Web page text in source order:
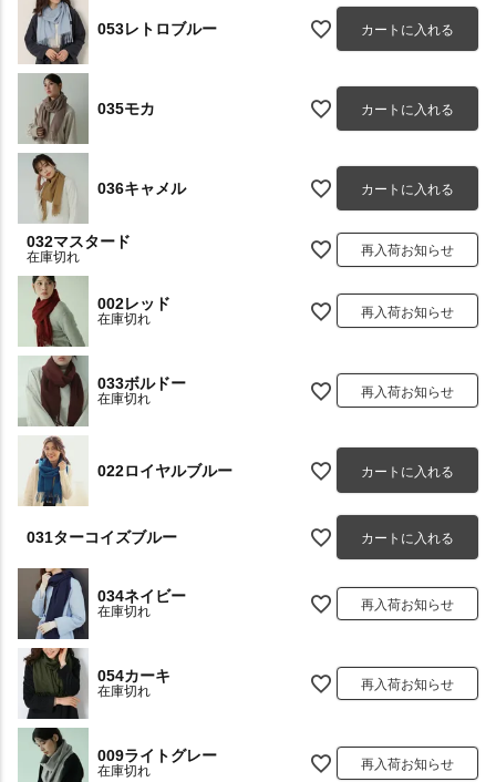
053レトロブルー カートに入れる
035モカ カートに入れる
036キャメル カートに入れる
032マスタード
在庫切れ 再入荷お知らせ
002レッド
在庫切れ 再入荷お知らせ
033ボルドー
在庫切れ 再入荷お知らせ
022ロイヤルブルー カートに入れる
031ターコイズブルー カートに入れる
034ネイビー
在庫切れ 再入荷お知らせ
054カーキ
在庫切れ 再入荷お知らせ
009ライトグレー
在庫切れ 再入荷お知らせ